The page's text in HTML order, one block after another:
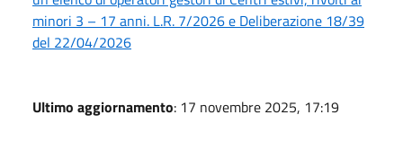
minori 3 – 17 anni. L.R. 7/2026 e Deliberazione 18/39
del 22/04/2026
Ultimo aggiornamento: 17 novembre 2025, 17:19